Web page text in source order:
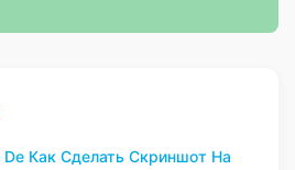
De Как Сделать Скриншот На